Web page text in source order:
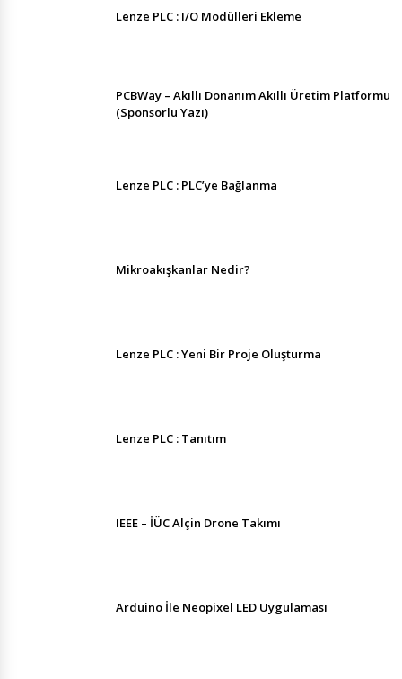
Lenze PLC : I/O Modülleri Ekleme
PCBWay – Akıllı Donanım Akıllı Üretim Platformu
(Sponsorlu Yazı)
Lenze PLC : PLC’ye Bağlanma
Mikroakışkanlar Nedir?
Lenze PLC : Yeni Bir Proje Oluşturma
Lenze PLC : Tanıtım
IEEE – İÜC Alçin Drone Takımı
Arduino İle Neopixel LED Uygulaması